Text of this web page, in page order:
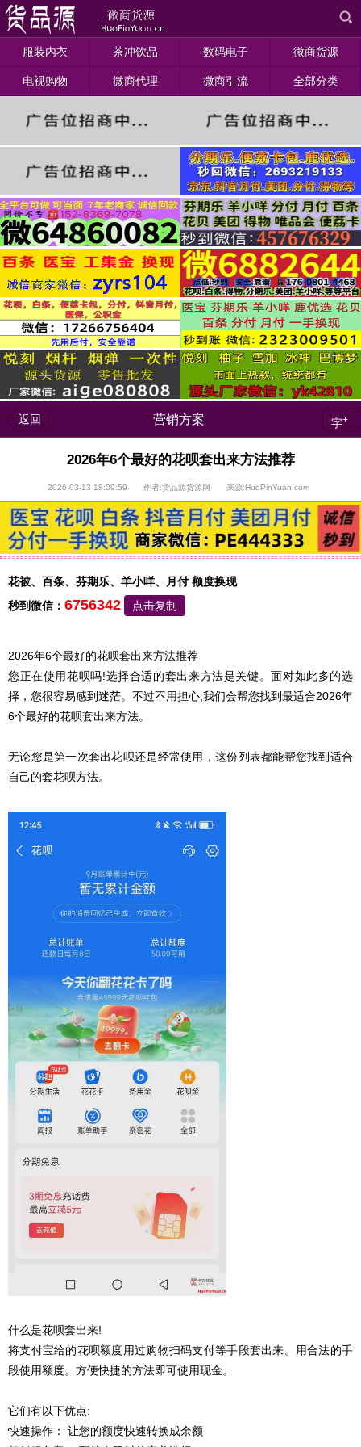
服装内衣 茶冲饮品 数码电子 微商货源
电视购物 微商代理 微商引流 全部分类
返回 营销方案 字+
2026年6个最好的花呗套出来方法推荐
2026-03-13 18:09:59 作者:货品源货源网 来源:HuoPinYuan.com
花被、百条、芬期乐、羊小咩、月付 额度换现
秒到微信： 6756342 点击复制
2026年6个最好的花呗套出来方法推荐
您正在使用花呗吗!选择合适的套出来方法是关键。面对如此多的选
择，您很容易感到迷茫。不过不用担心,我们会帮您找到最适合2026年
6个最好的花呗套出来方法。
无论您是第一次套出花呗还是经常使用，这份列表都能帮您找到适合
自己的套花呗方法。
什么是花呗套出来!
将支付宝给的花呗额度用过购物扫码支付等手段套出来。用合法的手
段使用额度。方便快捷的方法即可使用现金。
它们有以下优点:
快速操作： 让您的额度快速转换成余额